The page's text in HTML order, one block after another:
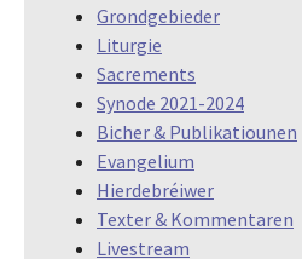
Grondgebieder
Liturgie
Sacrements
Synode 2021-2024
Bicher & Publikatiounen
Evangelium
Hierdebréiwer
Texter & Kommentaren
Livestream